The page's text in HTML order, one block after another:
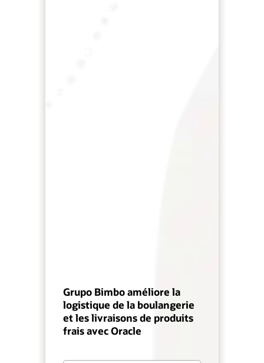
Grupo Bimbo améliore la
logistique de la boulangerie
et les livraisons de produits
frais avec Oracle